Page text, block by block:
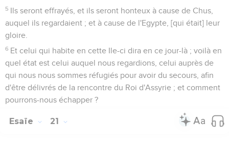
5 Ils seront effrayés, et ils seront honteux à cause de Chus,
auquel ils regardaient ; et à cause de l'Egypte, [qui était] leur
gloire.
6 Et celui qui habite en cette Ile-ci dira en ce jour-là ; voilà en
quel état est celui auquel nous regardions, celui auprès de
qui nous nous sommes réfugiés pour avoir du secours, afin
d'être délivrés de la rencontre du Roi d'Assyrie ; et comment
pourrons-nous échapper ?
Esaïe 21